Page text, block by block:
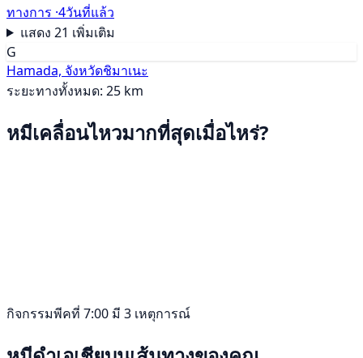
ทางการ ·4วันที่แล้ว
แสดง 21 เพิ่มเติม
G
Hamada, จังหวัดชิมาเนะ
ระยะทางทั้งหมด: 25 km
หมีเคลื่อนไหวมากที่สุดเมื่อไหร่?
กิจกรรมพีคที่ 7:00 มี 3 เหตุการณ์